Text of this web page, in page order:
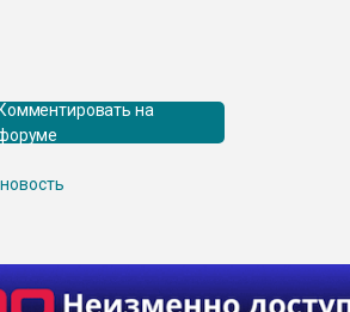
Комментировать на